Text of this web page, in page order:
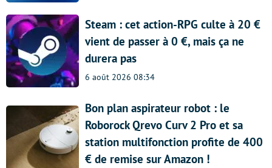
Steam : cet action-RPG culte à 20 €
vient de passer à 0 €, mais ça ne
durera pas
6 août 2026 08:34
Bon plan aspirateur robot : le
Roborock Qrevo Curv 2 Pro et sa
station multifonction profite de 400
€ de remise sur Amazon !